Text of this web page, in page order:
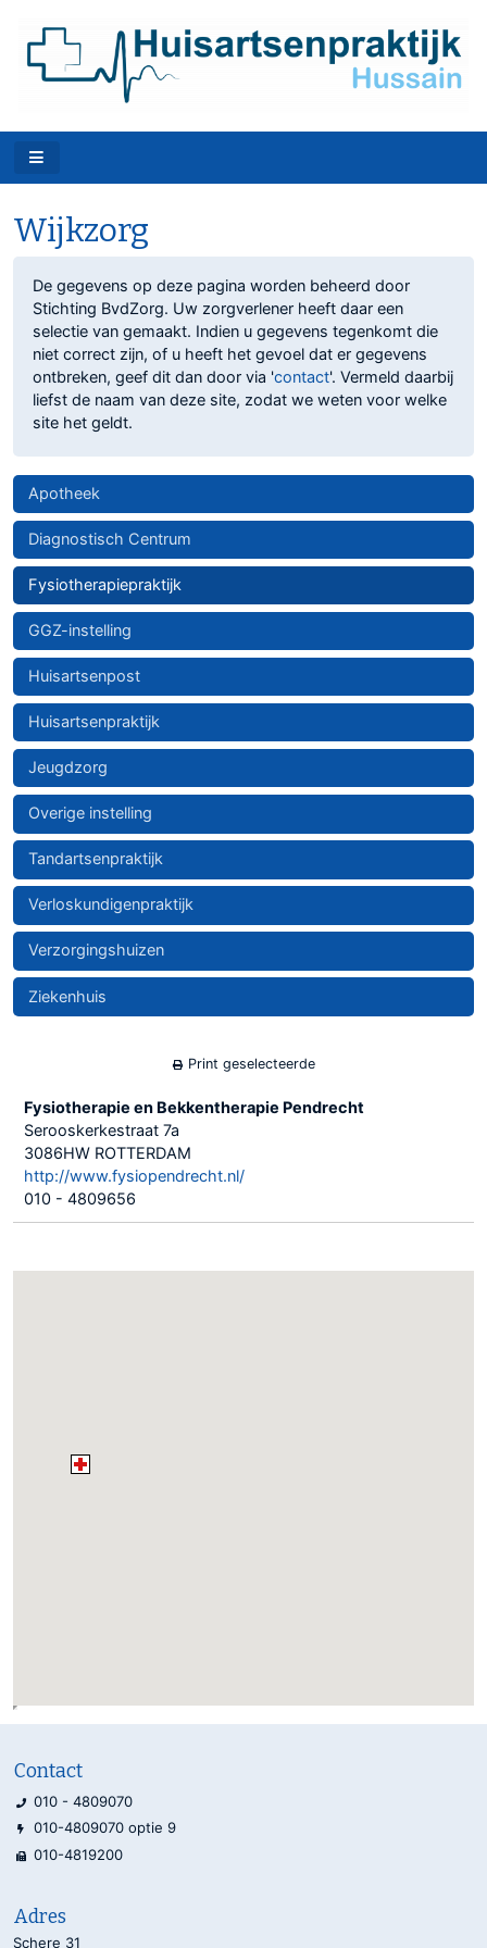
Wijkzorg
De gegevens op deze pagina worden beheerd door
Stichting BvdZorg. Uw zorgverlener heeft daar een
selectie van gemaakt. Indien u gegevens tegenkomt die
niet correct zijn, of u heeft het gevoel dat er gegevens
ontbreken, geef dit dan door via 'contact'. Vermeld daarbij
liefst de naam van deze site, zodat we weten voor welke
site het geldt.
Apotheek
Diagnostisch Centrum
Fysiotherapiepraktijk
GGZ-instelling
Huisartsenpost
Huisartsenpraktijk
Jeugdzorg
Overige instelling
Tandartsenpraktijk
Verloskundigenpraktijk
Verzorgingshuizen
Ziekenhuis
Print geselecteerde
Fysiotherapie en Bekkentherapie Pendrecht
Serooskerkestraat 7a
3086HW ROTTERDAM
http://www.fysiopendrecht.nl/
010 - 4809656
Contact
010 - 4809070
010-4809070 optie 9
010-4819200
Adres
Schere 31